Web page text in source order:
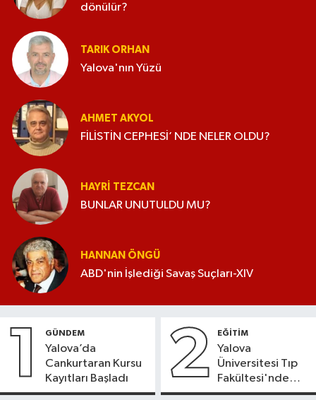
dönülür?
TARIK ORHAN
Yalova'nın Yüzü
AHMET AKYOL
FİLİSTİN CEPHESİ’ NDE NELER OLDU?
HAYRI TEZCAN
BUNLAR UNUTULDU MU?
HANNAN ÖNGÜ
ABD'nin İşlediği Savaş Suçları-XIV
1 GÜNDEM
Yalova’da
Cankurtaran Kursu
Kayıtları Başladı
2 EĞİTİM
Yalova
Üniversitesi Tıp
Fakültesi'nde
Yeni Dönem